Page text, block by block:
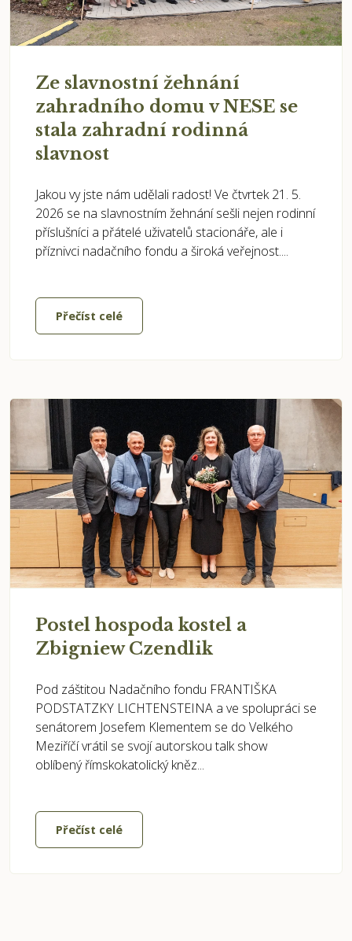
Ze slavnostní žehnání
zahradního domu v NESE se
stala zahradní rodinná
slavnost
Jakou vy jste nám udělali radost! Ve čtvrtek 21. 5.
2026 se na slavnostním žehnání sešli nejen rodinní
příslušníci a přátelé uživatelů stacionáře, ale i
příznivci nadačního fondu a široká veřejnost....
Přečíst celé
Postel hospoda kostel a
Zbigniew Czendlik
Pod záštitou Nadačního fondu FRANTIŠKA
PODSTATZKY LICHTENSTEINA a ve spolupráci se
senátorem Josefem Klementem se do Velkého
Meziříčí vrátil se svojí autorskou talk show
oblíbený římskokatolický kněz...
Přečíst celé